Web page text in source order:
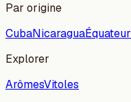
Par origine
CubaNicaraguaÉquateur
Explorer
ArômesVitoles